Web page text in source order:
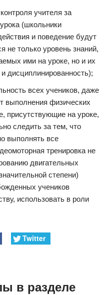
учителя за
(школьники
и поведение будут
не только уровень знаний,
ими на уроке, но и их
дисциплинированность);
всех учеников, даже
выполнения физических
присутствующие на уроке,
следить за тем, что
выполнять все
тренировка не
двигательных
степени)
учеников
использовать в роли
Twitter
в разделе